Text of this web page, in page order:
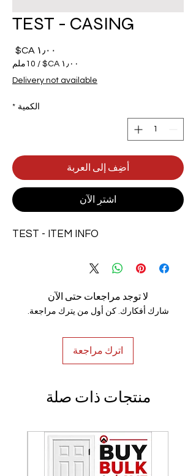
TEST - CASING
/ 10ملم
Delivery not available
الكمية *
أضِف إلى العربة
اشترِ الآن
TEST - ITEM INFO
لا توجد مراجعات حتى الآن
شارك أفكارك. كن أول من يترك مراجعة.
اترك مراجعة
منتجات ذات صلة